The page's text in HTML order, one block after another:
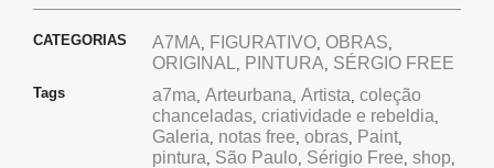
CATEGORIAS A7MA, FIGURATIVO, OBRAS,
ORIGINAL, PINTURA, SÉRGIO FREE
Tags a7ma, Arteurbana, Artista, coleção
chanceladas, criatividade e rebeldia,
Galeria, notas free, obras, Paint,
pintura, São Paulo, Sérigio Free, shop,